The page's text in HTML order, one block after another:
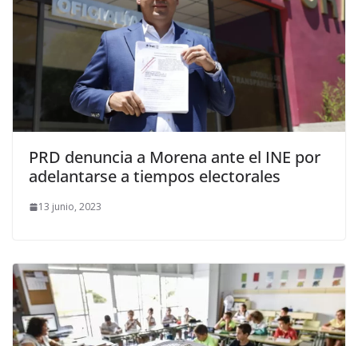
PRD denuncia a Morena ante el INE por
adelantarse a tiempos electorales
13 junio, 2023